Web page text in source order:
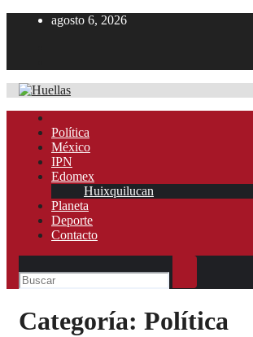
agosto 6, 2026
Política
México
IPN
Edomex
Huixquilucan
Planeta
Deporte
Contacto
Categoría: Política